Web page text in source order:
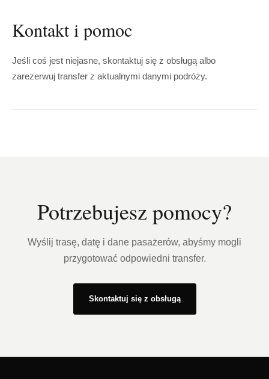
Kontakt i pomoc
Jeśli coś jest niejasne, skontaktuj się z obsługą albo
zarezerwuj transfer z aktualnymi danymi podróży.
Potrzebujesz pomocy?
Wyślij trasę, datę i dane pasażerów, abyśmy mogli
przygotować odpowiedni transfer.
Skontaktuj się z obsługą